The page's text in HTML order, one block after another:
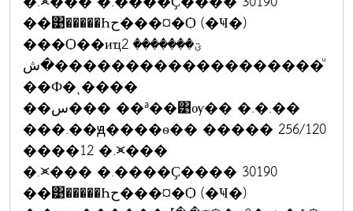
��͹�����Һح���¤�Ѻ (�Ҹ�)
���Ѻ��иҵؾ������� 2
�ش�������������������ͧ
��Ф�ͺ����
��س��� ��ª��͹ѹ�� �.�.��
���.��ԭ����ѳ�� ����� 256/120
����12 �.⪤���
�.⪤��� �.����Ҫ���� 30190
��͹�����Һح���¤�Ѻ (�Ҹ�)